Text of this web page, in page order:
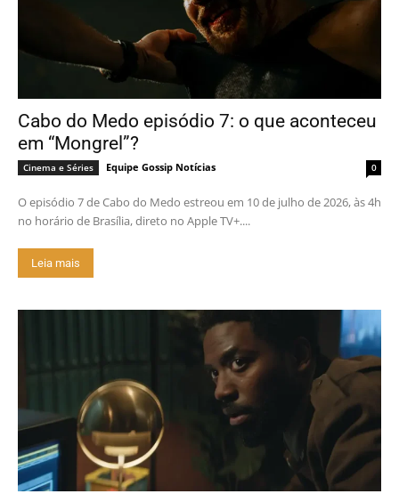
Cabo do Medo episódio 7: o que aconteceu
em “Mongrel”?
Cinema e Séries Equipe Gossip Notícias 0
O episódio 7 de Cabo do Medo estreou em 10 de julho de 2026, às 4h
no horário de Brasília, direto no Apple TV+....
Leia mais